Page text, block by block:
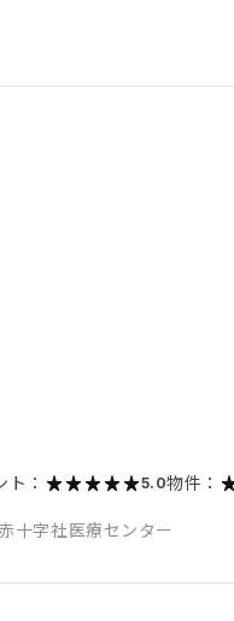
： 5.0物件：
十字社医療センター